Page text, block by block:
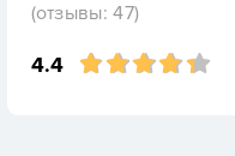
(отзывы: 47)
4.4